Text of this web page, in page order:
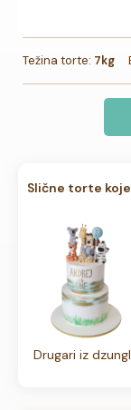
Težina torte: 7kg
Slične torte
Drugari iz